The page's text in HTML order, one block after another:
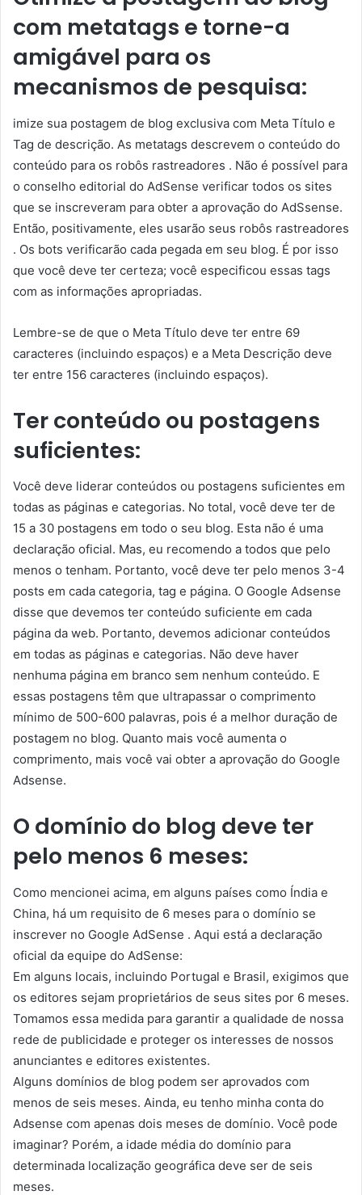
com metatags e torne-a
amigável para os
mecanismos de pesquisa:
imize sua postagem de blog exclusiva com Meta Título e
Tag de descrição. As metatags descrevem o conteúdo do
conteúdo para os robôs rastreadores . Não é possível para
o conselho editorial do AdSense verificar todos os sites
que se inscreveram para obter a aprovação do AdSsense.
Então, positivamente, eles usarão seus robôs rastreadores
. Os bots verificarão cada pegada em seu blog. É por isso
que você deve ter certeza; você especificou essas tags
com as informações apropriadas.
Lembre-se de que o Meta Título deve ter entre 69
caracteres (incluindo espaços) e a Meta Descrição deve
ter entre 156 caracteres (incluindo espaços).
Ter conteúdo ou postagens
suficientes:
Você deve liderar conteúdos ou postagens suficientes em
todas as páginas e categorias. No total, você deve ter de
15 a 30 postagens em todo o seu blog. Esta não é uma
declaração oficial. Mas, eu recomendo a todos que pelo
menos o tenham. Portanto, você deve ter pelo menos 3-4
posts em cada categoria, tag e página. O Google Adsense
disse que devemos ter conteúdo suficiente em cada
página da web. Portanto, devemos adicionar conteúdos
em todas as páginas e categorias. Não deve haver
nenhuma página em branco sem nenhum conteúdo. E
essas postagens têm que ultrapassar o comprimento
mínimo de 500-600 palavras, pois é a melhor duração de
postagem no blog. Quanto mais você aumenta o
comprimento, mais você vai obter a aprovação do Google
Adsense.
O domínio do blog deve ter
pelo menos 6 meses:
Como mencionei acima, em alguns países como Índia e
China, há um requisito de 6 meses para o domínio se
inscrever no Google AdSense . Aqui está a declaração
oficial da equipe do AdSense:
Em alguns locais, incluindo Portugal e Brasil, exigimos que
os editores sejam proprietários de seus sites por 6 meses.
Tomamos essa medida para garantir a qualidade de nossa
rede de publicidade e proteger os interesses de nossos
anunciantes e editores existentes.
Alguns domínios de blog podem ser aprovados com
menos de seis meses. Ainda, eu tenho minha conta do
Adsense com apenas dois meses de domínio. Você pode
imaginar? Porém, a idade média do domínio para
determinada localização geográfica deve ser de seis
meses.